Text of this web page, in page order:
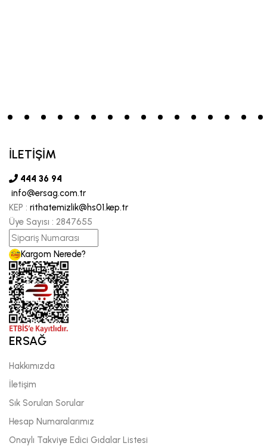
İLETİŞİM
444 36 94
info@ersag.com.tr
KEP : rithatemizlik@hs01.kep.tr
Üye Sayısı : 2847655
Kargom Nerede?
ERSAĞ
Hakkımızda
İletişim
Sık Sorulan Sorular
Hesap Numaralarımız
Onaylı Takviye Edici Gıdalar Listesi